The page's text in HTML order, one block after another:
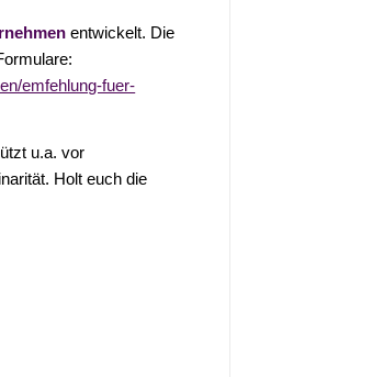
entwickelt. Die
emfehlung-fuer-
u.a. vor
Holt euch die